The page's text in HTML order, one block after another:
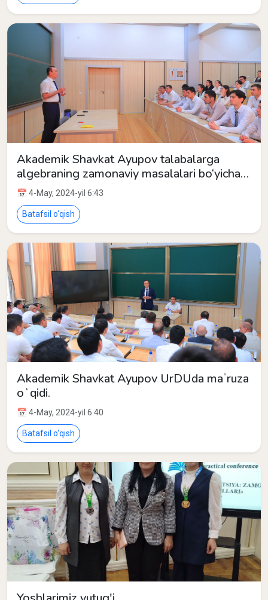
Akademik Shavkat Ayupov talabalarga
algebraning zamonaviy masalalari bo‘yicha
ma’ruza qildi.
📅 4-May, 2024-yil 6:43
Batafsil o‘qish
Akademik Shavkat Ayupov UrDUda maʼruza
oʻqidi.
📅 4-May, 2024-yil 6:40
Batafsil o‘qish